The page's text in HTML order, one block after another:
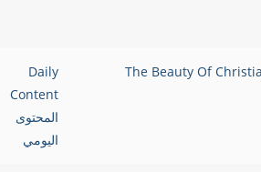
Daily
Content
المحتوى
اليومي